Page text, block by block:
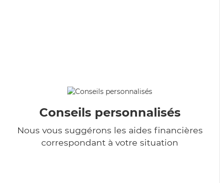
Conseils personnalisés
Nous vous suggérons les aides financières
correspondant à votre situation